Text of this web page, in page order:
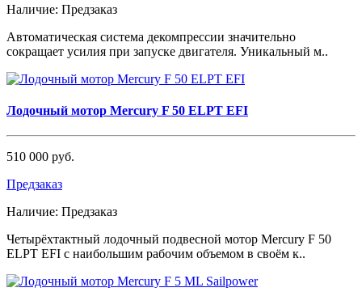
Наличие: Предзаказ
Автоматическая система декомпрессии значительно
сокращает усилия при запуске двигателя. Уникальный м..
Лодочный мотор Mercury F 50 ELPT EFI
510 000 руб.
Предзаказ
Наличие: Предзаказ
Четырёхтактный лодочный подвесной мотор Mercury F 50
ELPT EFI с наибольшим рабочим объемом в своём к..